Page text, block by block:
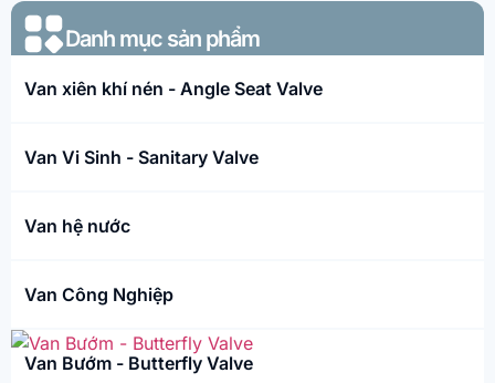
Danh mục sản phẩm​
Van xiên khí nén - Angle Seat Valve
Van Vi Sinh - Sanitary Valve
Van hệ nước
Van Công Nghiệp
Van Bướm - Butterfly Valve